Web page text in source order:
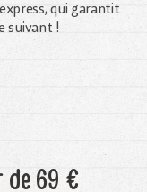
qui garantit
suivant !
69 €